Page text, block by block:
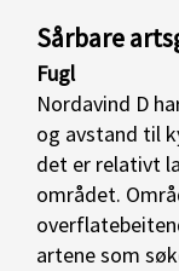
Sårbare
Fugl
Nordavind D
og avstand til
det er relativt
området.
artene som